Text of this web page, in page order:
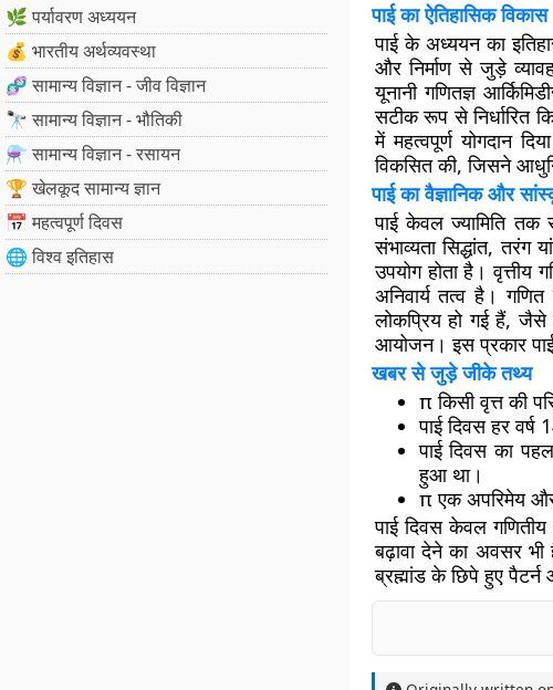
🌿 पर्यावरण अध्ययन
💰 भारतीय अर्थव्यवस्था
🧬 सामान्य विज्ञान - जीव विज्ञान
🔭 सामान्य विज्ञान - भौतिकी
⚗️ सामान्य विज्ञान - रसायन
🏆 खेलकूद सामान्य ज्ञान
📅 महत्वपूर्ण दिवस
🌐 विश्व इतिहास
पाई का ऐतिहासिक विकास
पाई के अध्ययन का
और निर्माण से जुड़े
यूनानी गणितज्ञ
सटीक रूप से निर्धारित
में महत्वपूर्ण योगदान
विकसित की, जिसने
पाई का वैज्ञानिक और
पाई केवल ज्यामिति तक
संभाव्यता सिद्धांत,
उपयोग होता है।
अनिवार्य तत्व है।
लोकप्रिय हो गई हैं, जैसे
आयोजन। इस प्रकार पाई
खबर से जुड़े जीके तथ्य
π किसी वृत्त की
पाई दिवस हर
पाई दिवस का
हुआ था।
π एक अपरिमेय
पाई दिवस केवल
बढ़ावा देने का अवसर
ब्रह्मांड के छिपे हुए